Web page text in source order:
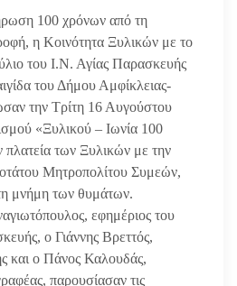
100 χρόνων από τη
η Κοινότητα Ξυλικών με το
του Ι.Ν. Αγίας Παρασκευής
του Δήμου Αμφίκλειας-
την Τρίτη 16 Αυγούστου
«Ξυλικού – Ιωνία 100
των Ξυλικών με την
Μητροπολίτου Συμεών,
μνήμη των θυμάτων.
εφημέριος του
ο Γιάννης Βρεττός,
και ο Πάνος Καλουδάς,
παρουσίασαν τις